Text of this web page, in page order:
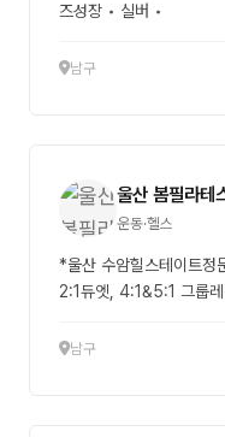
즈성장 • 실버 •
남구
울산 봄필라테
운동·헬스
*울산 수암힐스테이트정
2:1듀엣, 4:1&5:1 그룹
남구